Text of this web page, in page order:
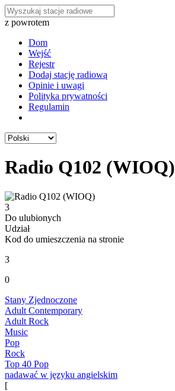
z powrotem
Dom
Wejść
Rejestr
Dodaj stację radiową
Opinie i uwagi
Polityka prywatności
Regulamin
Radio Q102 (WIOQ)
3
Do ulubionych
Udział
Kod do umieszczenia na stronie
3
0
Stany Zjednoczone
Adult Contemporary
Adult Rock
Music
Pop
Rock
Top 40 Pop
nadawać w języku angielskim
[